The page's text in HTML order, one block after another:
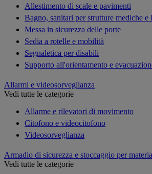
Allestimento di scale e pavimenti
Bagno, sanitari per strutture mediche e
Messa in sicurezza delle porte
Sedia a rotelle e mobilità
Segnaletica per disabili
Supporto all'orientamento e
Allarmi e videosorveglianza
Vedi tutte le categorie
Allarme e rilevatori di movimento
Citofono e videocitofono
Videosorveglianza
Armadio di sicurezza e stoccaggio per
Vedi tutte le categorie